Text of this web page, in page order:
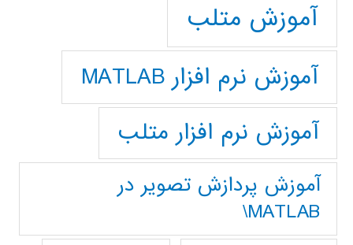
آموزش متلب
آموزش نرم افزار MATLAB
آموزش نرم افزار متلب
آموزش پردازش تصوير در
MATLAB\